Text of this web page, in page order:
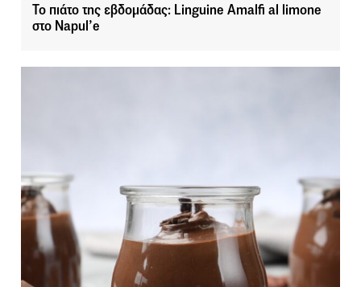
Το πιάτο της εβδομάδας: Linguine Amalfi al limone
στο Napul’e